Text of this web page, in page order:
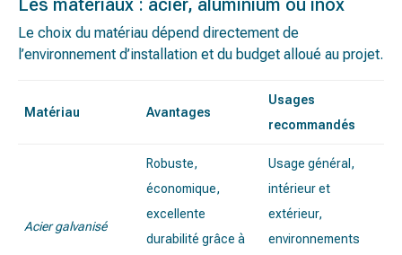
Les matériaux : acier, aluminium ou inox
Le choix du matériau dépend directement de
l’environnement d’installation et du budget alloué au projet.
Matériau Avantages
Usages
recommandés
Acier galvanisé
Robuste,
économique,
excellente
durabilité grâce à
Usage général,
intérieur et
extérieur,
environnements